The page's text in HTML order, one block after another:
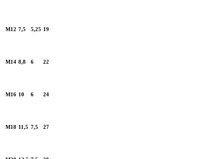
M12 7,5 5,25 19
M14 8,8 6 22
M16 10 6 24
M18 11,5 7,5 27